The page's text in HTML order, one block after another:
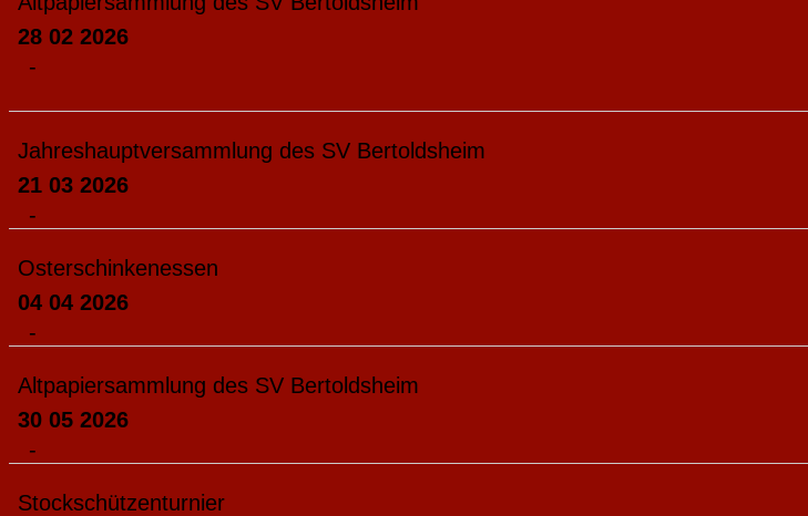
28 02 2026
-
Jahreshauptversammlung des SV Bertoldsheim
21 03 2026
-
Osterschinkenessen
04 04 2026
-
Altpapiersammlung des SV Bertoldsheim
30 05 2026
-
Stockschützenturnier